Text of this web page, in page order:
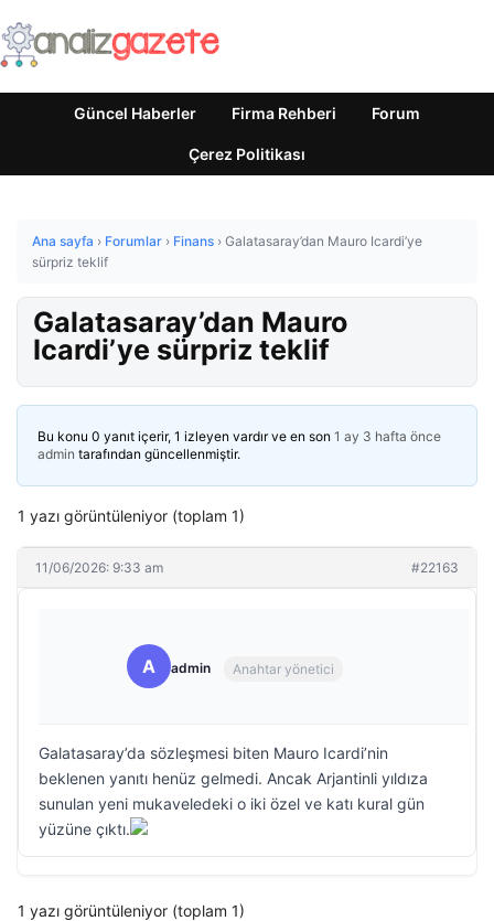
Güncel Haberler Firma Rehberi Forum
Çerez Politikası
Ana sayfa › Forumlar › Finans › Galatasaray’dan Mauro Icardi’ye
sürpriz teklif
Galatasaray’dan Mauro
Icardi’ye sürpriz teklif
Bu konu 0 yanıt içerir, 1 izleyen vardır ve en son 1 ay 3 hafta önce
admin tarafından güncellenmiştir.
1 yazı görüntüleniyor (toplam 1)
11/06/2026: 9:33 am #22163
A admin Anahtar yönetici
Galatasaray’da sözleşmesi biten Mauro Icardi’nin
beklenen yanıtı henüz gelmedi. Ancak Arjantinli yıldıza
sunulan yeni mukaveledeki o iki özel ve katı kural gün
yüzüne çıktı.
1 yazı görüntüleniyor (toplam 1)